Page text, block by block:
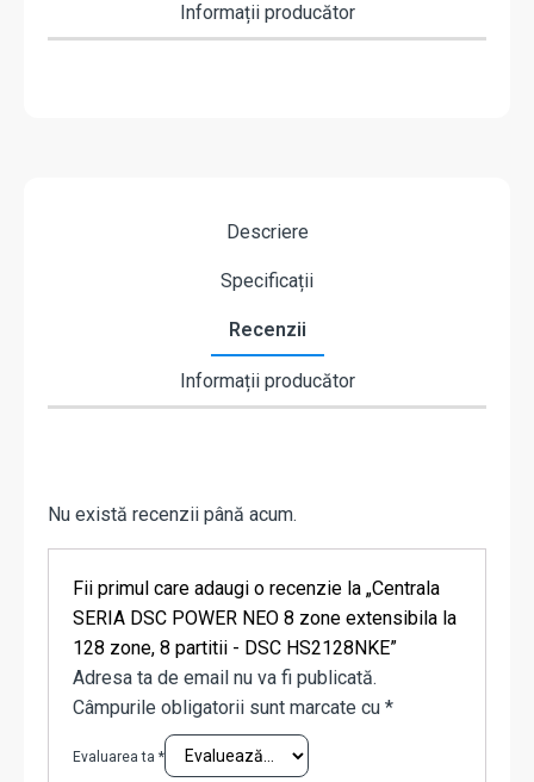
Informații producător
Descriere
Specificații
Recenzii
Informații producător
Nu există recenzii până acum.
Fii primul care adaugi o recenzie la „Centrala
SERIA DSC POWER NEO 8 zone extensibila la
128 zone, 8 partitii - DSC HS2128NKE”
Adresa ta de email nu va fi publicată.
Câmpurile obligatorii sunt marcate cu *
Evaluarea ta *